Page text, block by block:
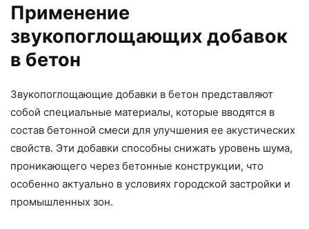
Применение
звукопоглощающих добавок
в бетон
Звукопоглощающие добавки в бетон представляют
собой специальные материалы, которые вводятся в
состав бетонной смеси для улучшения ее акустических
свойств. Эти добавки способны снижать уровень шума,
проникающего через бетонные конструкции, что
особенно актуально в условиях городской застройки и
промышленных зон.